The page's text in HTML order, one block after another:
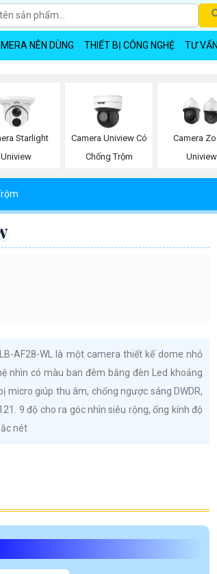
NÊN DÙNG THIẾT BỊ CÔNG NGHỆ TƯ
Starlight
Uniview
Camera Uniview Có
Chống Trộm
Camera
Uniview
AF28-WL là một camera thiết kế dome nhỏ
nhìn có màu ban đêm bằng đèn Led khoảng
micro giúp thu âm, chống ngược sáng DWDR,
9 độ cho ra góc nhìn siêu rộng, ống kính độ
nét